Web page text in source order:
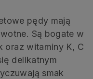
pędy mają
Są bogate w
oraz witaminy K, C
delikatnym
smak